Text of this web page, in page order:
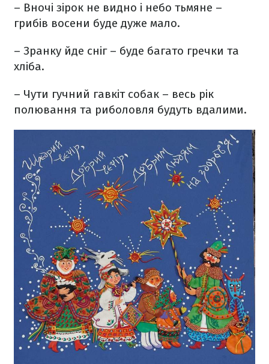
– Вночі зірок не видно і небо тьмяне –
грибів восени буде дуже мало.
– Зранку йде сніг – буде багато гречки та
хліба.
– Чути гучний гавкіт собак – весь рік
полювання та риболовля будуть вдалими.